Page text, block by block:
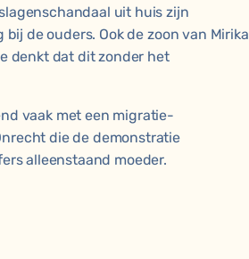
uit huis zijn
de ouders. Ook de zoon van Mirika
denkt dat dit zonder het
vaak met een migratie-
die de demonstratie
alleenstaand moeder.